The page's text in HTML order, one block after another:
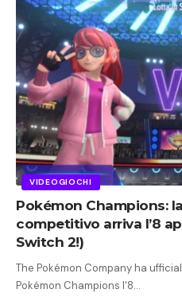
VIDEOGIOCHI
Pokémon Champions:
competitivo arriva l’8
Switch 2!)
The Pokémon Company ha
Pokémon Champions l'8…